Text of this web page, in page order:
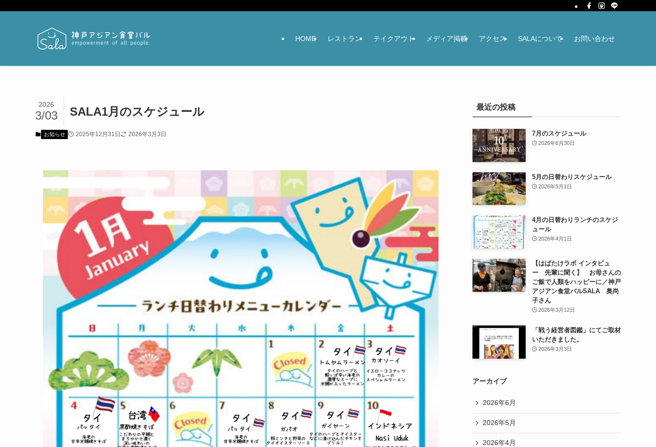
HOME レストラン テイクアウト メディア掲載 アクセス SALAについて お問い合わせ
SALA1月のスケジュール
2026
3/03
お知らせ 2025年12月31日 2026年3月3日
最近の投稿
7月のスケジュール
2026年6月30日
5月の日替わりスケジュール
2026年5月1日
4月の日替わりランチのスケジ
ュール
2026年4月1日
【はばたけラボ インタビュ
ー 先輩に聞く】 お母さんの
ご飯で人類をハッピーに／神戸
アジアン食堂バルSALA 奥尚
子さん
2026年3月12日
「戦う経営者図鑑」にてご取材
いただきました。
2026年3月3日
アーカイブ
2026年6月
2026年5月
2026年4月